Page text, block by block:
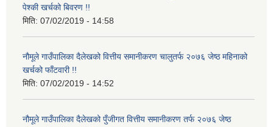
पेश्की खर्चको बिवरण !!
मिति: 07/02/2019 - 14:58
नौमूले गाउँपालिका दैलेखको वित्तीय समानीकरण चालुतर्फ २०७६ जेष्ठ महिनाको
खर्चको फाँटवारी !!
मिति: 07/02/2019 - 14:52
नौमूले गाउँपालिका दैलेखको पुँजीगत वित्तीय समानीकरण तर्फ २०७६ जेष्ठ